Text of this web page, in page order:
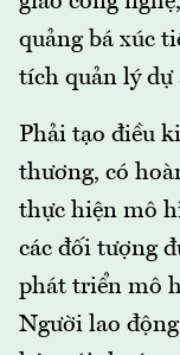
quảng bá xúc
tích quản lý dự
Phải tạo điều
thương, có
thực hiện mô
các đối tượng
phát triển mô
Người lao